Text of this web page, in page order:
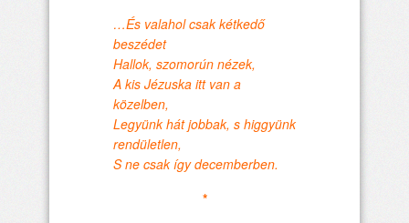
…És valahol csak kétkedő
beszédet
Hallok, szomorún nézek,
A kis Jézuska itt van a
közelben,
Legyünk hát jobbak, s higgyünk
rendületlen,
S ne csak így decemberben.
*